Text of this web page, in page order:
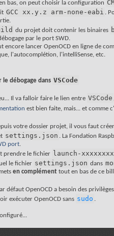
bas, on peut choisir la configuration
GCC xx.y.z arm-none-eabi .
du projet doit contenir les binaires
par le port SWD.
encore lancer OpenOCD en ligne de
l'autocomplétion, l'intelliSense, etc.
débogage dans VSCode
Il va falloir faire le lien entre VSCode
est bien faite, mais... et comme
votre dossier projet, il vous faut
settings.json . La Fondation
port
prendre le fichier launch-
le fichier settings.json dans
en complément tout en bas de ce
défaut OpenOCD a besoin des privilèges
exécuter OpenOCD sans sudo